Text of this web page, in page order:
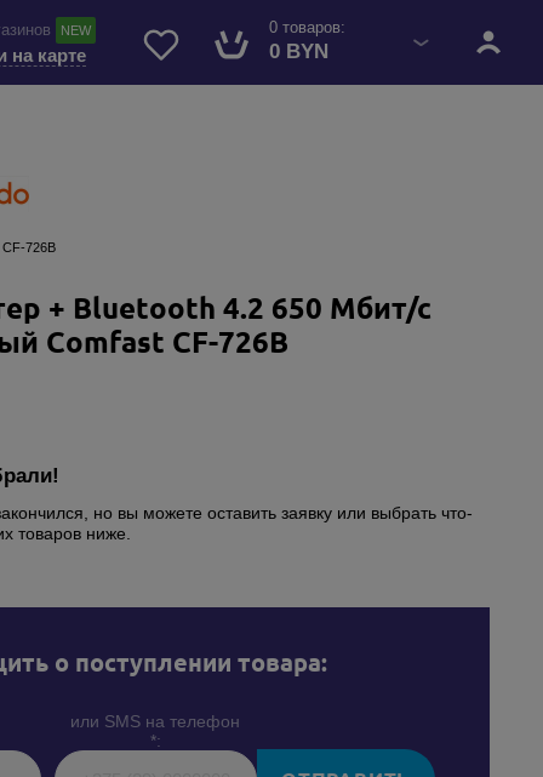
0 товаров:
0 BYN
NEW
на карте
726B
+ Bluetooth 4.2 650 Мбит/с
Comfast CF-726B
но вы можете оставить заявку или выбрать что-
товаров ниже.
о поступлении товара:
или SMS на телефон
*: